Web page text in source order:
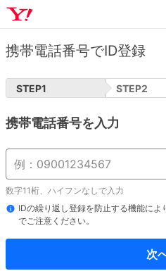
携帯電話番号でID登録
STEP1 STEP2
携帯電話番号を入力
数字11桁、ハイフンなしで入力
IDの繰り返し登録を防止する機能に
でご注意ください。
次